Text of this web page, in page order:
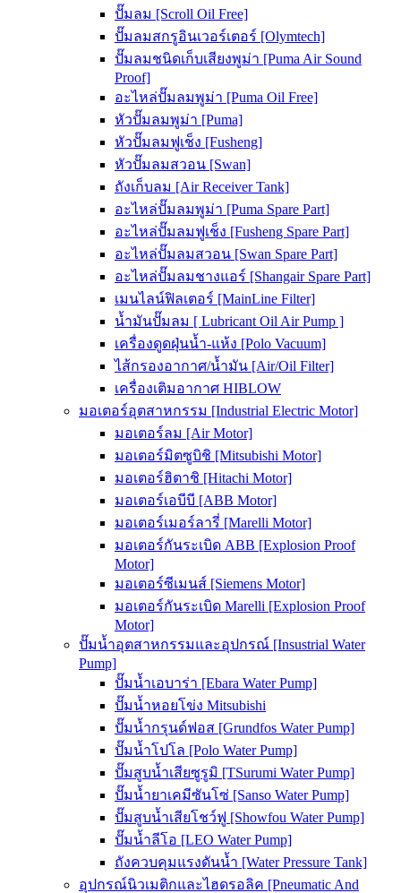
ปั๊มลม [Scroll Oil Free]
ปั๊มลมสกรูอินเวอร์เตอร์ [Olymtech]
ปั๊มลมชนิดเก็บเสียงพูม่า [Puma Air Sound
Proof]
อะไหล่ปั๊มลมพูม่า [Puma Oil Free]
หัวปั๊มลมพูม่า [Puma]
หัวปั๊มลมฟูเช็ง [Fusheng]
หัวปั๊มลมสวอน [Swan]
ถังเก็บลม [Air Receiver Tank]
อะไหล่ปั๊มลมพูม่า [Puma Spare Part]
อะไหล่ปั๊มลมฟูเช็ง [Fusheng Spare Part]
อะไหล่ปั๊มลมสวอน [Swan Spare Part]
อะไหล่ปั๊มลมชางแอร์ [Shangair Spare Part]
เมนไลน์ฟิลเตอร์ [MainLine Filter]
น้ำมันปั๊มลม [ Lubricant Oil Air Pump ]
เครื่องดูดฝุ่นน้ำ-แห้ง [Polo Vacuum]
ไส้กรองอากาศ/น้ำมัน [Air/Oil Filter]
เครื่องเติมอากาศ HIBLOW
มอเตอร์อุตสาหกรรม [Industrial Electric Motor]
มอเตอร์ลม [Air Motor]
มอเตอร์มิตซูบิชิ [Mitsubishi Motor]
มอเตอร์ฮิตาชิ [Hitachi Motor]
มอเตอร์เอบีบี [ABB Motor]
มอเตอร์เมอร์ลารี่ [Marelli Motor]
มอเตอร์กันระเบิด ABB [Explosion Proof
Motor]
มอเตอร์ซีเมนส์ [Siemens Motor]
มอเตอร์กันระเบิด Marelli [Explosion Proof
Motor]
ปั๊มน้ำอุตสาหกรรมและอุปกรณ์ [Insustrial Water
Pump]
ปั๊มน้ำเอบาร่า [Ebara Water Pump]
ปั๊มน้ำหอยโข่ง Mitsubishi
ปั๊มน้ำกรุนด์ฟอส [Grundfos Water Pump]
ปั๊มน้ำโปโล [Polo Water Pump]
ปั๊มสูบน้ำเสียซูรูมิ [TSurumi Water Pump]
ปั๊มน้ำยาเคมีซันโซ่ [Sanso Water Pump]
ปั๊มสูบน้ำเสียโชว์ฟู [Showfou Water Pump]
ปั๊มน้ำลีโอ [LEO Water Pump]
ถังควบคุมแรงดันน้ำ [Water Pressure Tank]
อุปกรณ์นิวเมติกและไฮดรอลิค [Pneumatic And